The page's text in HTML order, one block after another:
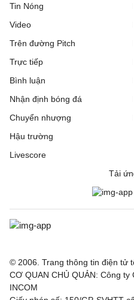
Tin Nóng
Video
Trên đường Pitch
Trực tiếp
Bình luận
Nhận định bóng đá
Chuyển nhượng
Hậu trường
Livescore
Tải
© 2006. Trang thông tin điện tử
CƠ QUAN CHỦ QUẢN: Công
INCOM